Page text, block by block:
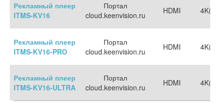
Рекламный плеер
ITMS-KV16
Портал
cloud.keenvision.ru
HDMI
Рекламный плеер
ITMS-KV16-PRO
Портал
cloud.keenvision.ru
HDMI
Рекламный плеер
ITMS-KV16-ULTRA
Портал
cloud.keenvision.ru
HDMI